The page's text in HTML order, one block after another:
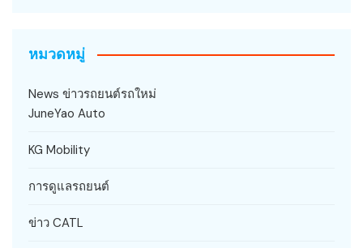
หมวดหมู่
News ข่าวรถยนต์รถใหม่
JuneYao Auto
KG Mobility
การดูแลรถยนต์
ข่าว CATL